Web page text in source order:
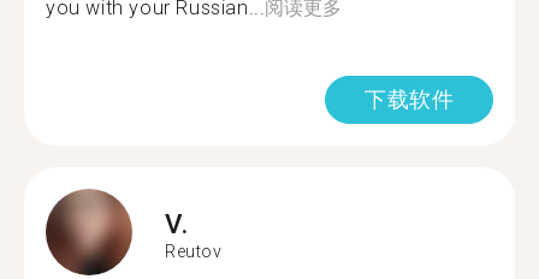
you with your Russian...阅读更多
下载软件
V.
Reutov